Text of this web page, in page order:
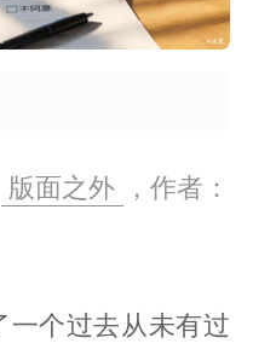
版面之外
，作者：
一个过去从未有过